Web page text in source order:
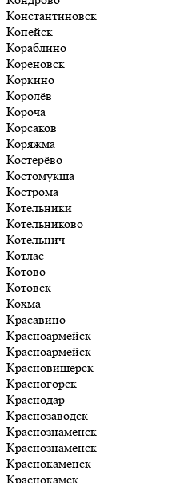
Константиновск
Копейск
Кораблино
Кореновск
Коркино
Королёв
Короча
Корсаков
Коряжма
Костерёво
Костомукша
Кострома
Котельники
Котельниково
Котельнич
Котлас
Котово
Котовск
Кохма
Красавино
Красноармейск
Красноармейск
Красновишерск
Красногорск
Краснодар
Краснозаводск
Краснознаменск
Краснознаменск
Краснокаменск
Краснокамск